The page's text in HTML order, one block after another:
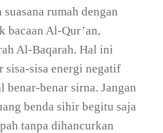
rumah dengan
bacaan Al-Qur’an,
Al-Baqarah. Hal ini
sisa-sisa energi negatif
benar-benar sirna. Jangan
benda sihir begitu saja
tanpa dihancurkan